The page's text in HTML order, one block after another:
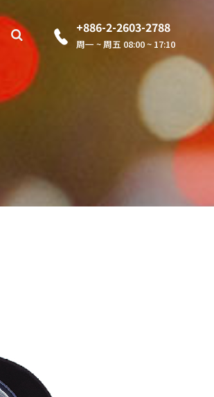
+886-2-2603-2788
周一 ~ 周五 08:00 ~ 17:10